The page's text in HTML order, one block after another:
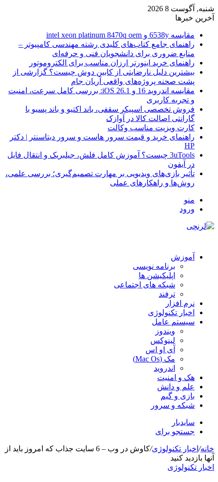
شنبه, آگوست 8 2026
آخرین خبرها
مقایسه 6538y و intel xeon platinum 8470q oem
راهنمای جامع کتاب‌های کلیدی رشته مهندسی کامپیوتر –
منابع ضروری برای دانشجویان فنی و حرفه‌ای
راهنمای خرید اینورتر ارزان مناسب برای الکتروموتور
بیشترین دلیل نارضایتی از کابین دوش چیست؟ گزارشی از
پشت صحنه پروژه‌های واقعی آریان جام
مقایسه اندروید 16 و iOS 26.1: بررسی کامل سرعت، امنیت
و تجربه کاربری
فروش تخصصی اسپیکر سقفی، باند اکتیو و باند پسیو با
گارانتی اصالت کالا در آوازک
کارت ویزیت مناسب وکالت
راهنمای خرید و قیمت سرور هاست و سرور دیتاسنتر | دکتر
HP
3uTools چیست؟ آموزش کامل فلش، جیلبریک و انتقال فایل
در آیفون
تأثیر بازی‌های ویدیویی بر مهارت تصمیم‌گیری؛ بررسی علمی،
روش‌ها و راهکارهای عملی
منو
ورود
آموزش
برنامه نویسی
اپلیکیشن ها
شبکه های اجتماعی
ترفند
نرم افزار
اخبار تکنولوژی
سیستم عامل
ویندوز
لینوکس
آی او اس
مک (Mac Os)
اندروید
هک و امنیت
علم و دانش
بازی و گیم
شبکه و سرور
سایدبار
جستجو برای
خانه/ اخبار تکنولوژی/
کاوش در وب – 6 سایت جذاب که امروز باید از
آنها بازدید کنید
اخبار تکنولوژی